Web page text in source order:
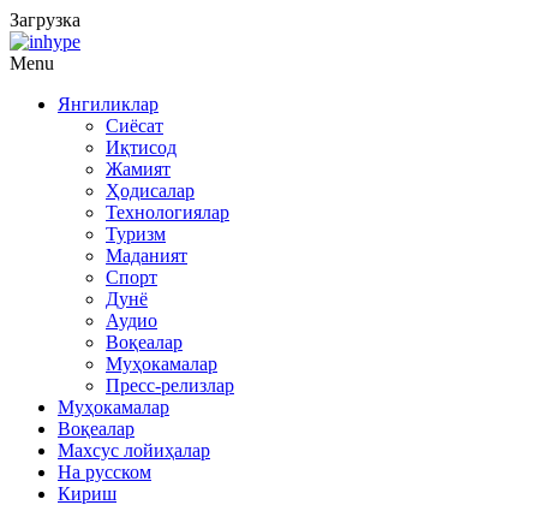
Загрузка
Menu
Янгиликлар
Сиёсат
Иқтисод
Жамият
Ҳодисалар
Технологиялар
Туризм
Маданият
Спорт
Дунё
Аудио
Воқеалар
Муҳокамалар
Пресс-релизлар
Муҳокамалар
Воқеалар
Махсус лойиҳалар
На русском
Кириш